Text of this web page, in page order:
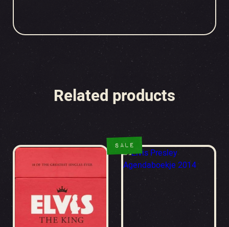
Related products
SALE